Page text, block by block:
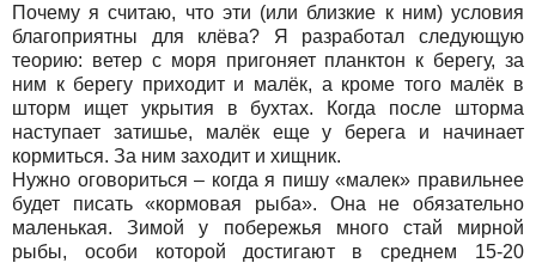
Почему я считаю, что эти (или близкие к ним) условия
благоприятны для клёва? Я разработал следующую
теорию: ветер с моря пригоняет планктон к берегу, за
ним к берегу приходит и малёк, а кроме того малёк в
шторм ищет укрытия в бухтах. Когда после шторма
наступает затишье, малёк еще у берега и начинает
кормиться. За ним заходит и хищник.
Нужно оговориться – когда я пишу «малек» правильнее
будет писать «кормовая рыба». Она не обязательно
маленькая. Зимой у побережья много стай мирной
рыбы, особи которой достигают в среднем 15-20